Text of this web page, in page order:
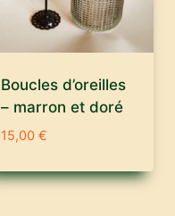
Boucles d’oreilles
– marron et doré
15,00 €